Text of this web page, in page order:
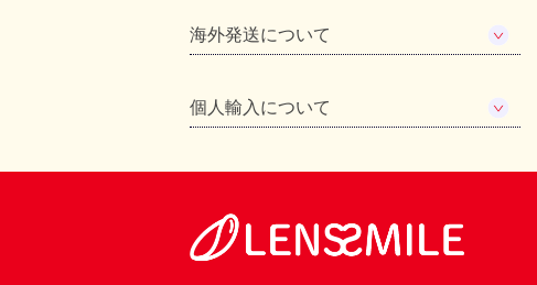
海外発送について
個人輸入について